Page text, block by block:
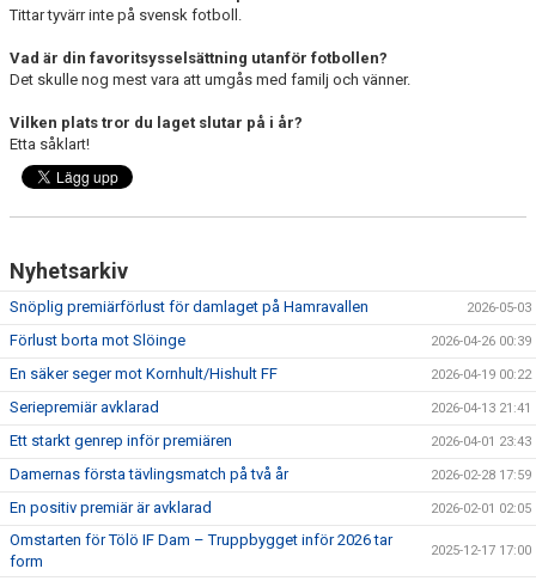
Tittar tyvärr inte på svensk fotboll.
Vad är din favoritsysselsättning utanför fotbollen?
Det skulle nog mest vara att umgås med familj och vänner.
Vilken plats tror du laget slutar på i år?
Etta såklart!
Nyhetsarkiv
Snöplig premiärförlust för damlaget på Hamravallen 2026-05-03
Förlust borta mot Slöinge 2026-04-26 00:39
En säker seger mot Kornhult/Hishult FF 2026-04-19 00:22
Seriepremiär avklarad 2026-04-13 21:41
Ett starkt genrep inför premiären 2026-04-01 23:43
Damernas första tävlingsmatch på två år 2026-02-28 17:59
En positiv premiär är avklarad 2026-02-01 02:05
Omstarten för Tölö IF Dam – Truppbygget inför 2026 tar
form
2025-12-17 17:00